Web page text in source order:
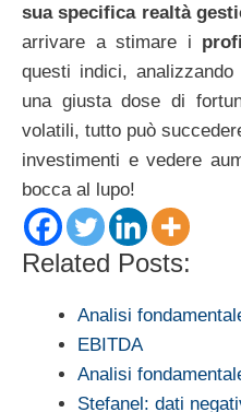
sua specifica realtà
arrivare a stimare i
questi indici,
una giusta dose di
volatili, tutto può
investimenti e vedere
bocca al lupo!
Related Posts:
Analisi
EBITDA
Analisi
Stefanel: dati